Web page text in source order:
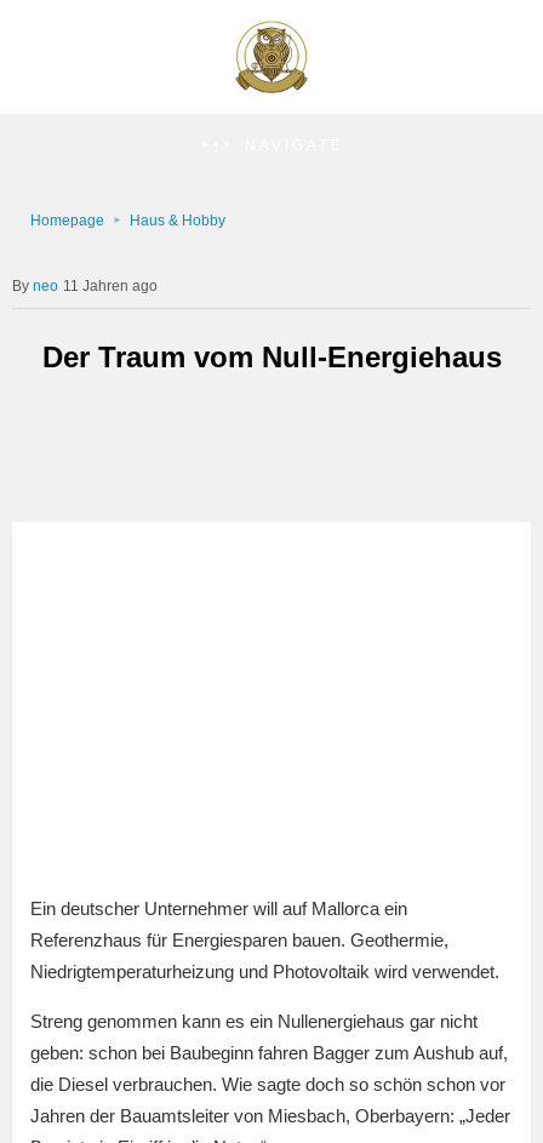
Homepage Haus & Hobby
neo 11 Jahren ago
Der Traum vom Null-Energiehaus
Ein deutscher Unternehmer will auf Mallorca ein
Referenzhaus für Energiesparen bauen. Geothermie,
Niedrigtemperaturheizung und Photovoltaik wird verwendet.
Streng genommen kann es ein Nullenergiehaus gar nicht
geben: schon bei Baubeginn fahren Bagger zum Aushub auf,
die Diesel verbrauchen. Wie sagte doch so schön schon vor
Jahren der Bauamtsleiter von Miesbach, Oberbayern: „Jeder